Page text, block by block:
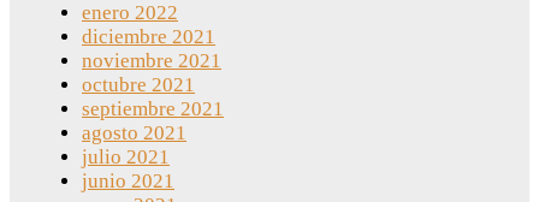
enero 2022
diciembre 2021
noviembre 2021
octubre 2021
septiembre 2021
agosto 2021
julio 2021
junio 2021